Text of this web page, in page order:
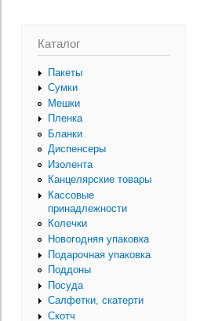
Каталог
Пакеты
Сумки
Мешки
Пленка
Бланки
Диспенсеры
Изолента
Канцелярские товары
Кассовые
принадлежности
Колечки
Новогодняя упаковка
Подарочная упаковка
Поддоны
Посуда
Салфетки, скатерти
Скотч